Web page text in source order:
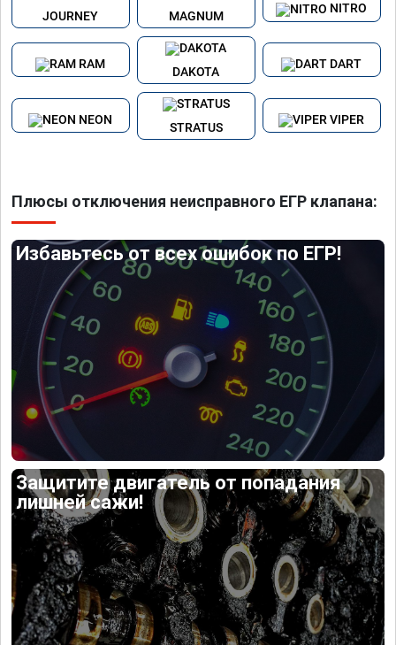
JOURNEY MAGNUM
NITRO
RAM
DAKOTA
DART
NEON
STRATUS
VIPER
Плюсы отключения неисправного ЕГР клапана:
Избавьтесь от всех ошибок по ЕГР!
Защитите двигатель от попадания
лишней сажи!